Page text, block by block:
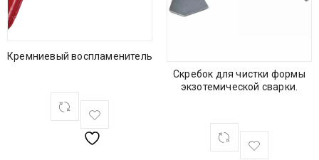
Кремниевый воспламенитель
Скребок для чистки формы
экзотемической сварки.